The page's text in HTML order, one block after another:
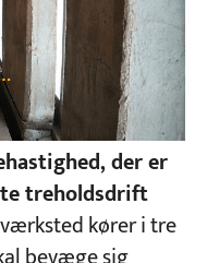
der er
treholdsdrift
kører i tre